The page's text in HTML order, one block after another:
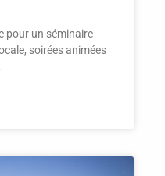
pour un séminaire
soirées animées